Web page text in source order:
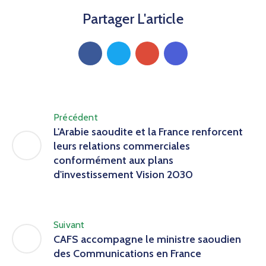
Partager L'article
Précédent
L'Arabie saoudite et la France renforcent
leurs relations commerciales
conformément aux plans
d'investissement Vision 2030
Suivant
CAFS accompagne le ministre saoudien
des Communications en France